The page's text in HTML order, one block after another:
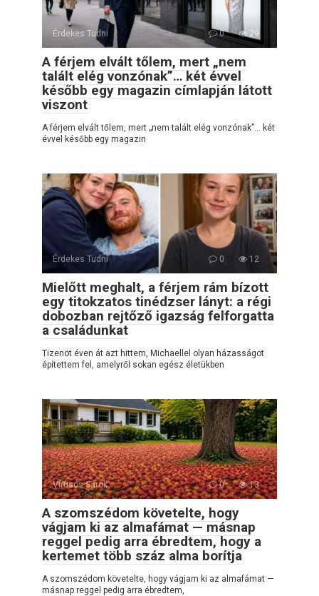
Érdekes Tudni 0 29
A férjem elvált tőlem, mert „nem
talált elég vonzónak”… két évvel
később egy magazin címlapján látott
viszont
A férjem elvált tőlem, mert „nem talált elég vonzónak”… két
évvel később egy magazin
Érdekes Tudni 0 12
Mielőtt meghalt, a férjem rám bízott
egy titokzatos tinédzser lányt: a régi
dobozban rejtőző igazság felforgatta
a családunkat
Tizenöt éven át azt hittem, Michaellel olyan házasságot
építettem fel, amelyről sokan egész életükben
Vírusos Sarok 0 13
A szomszédom követelte, hogy
vágjam ki az almafámat — másnap
reggel pedig arra ébredtem, hogy a
kertemet több száz alma borítja
A szomszédom követelte, hogy vágjam ki az almafámat —
másnap reggel pedig arra ébredtem,